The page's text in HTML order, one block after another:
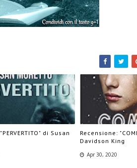
di Susan
Recensione:
Davidson King
Apr 30, 2020